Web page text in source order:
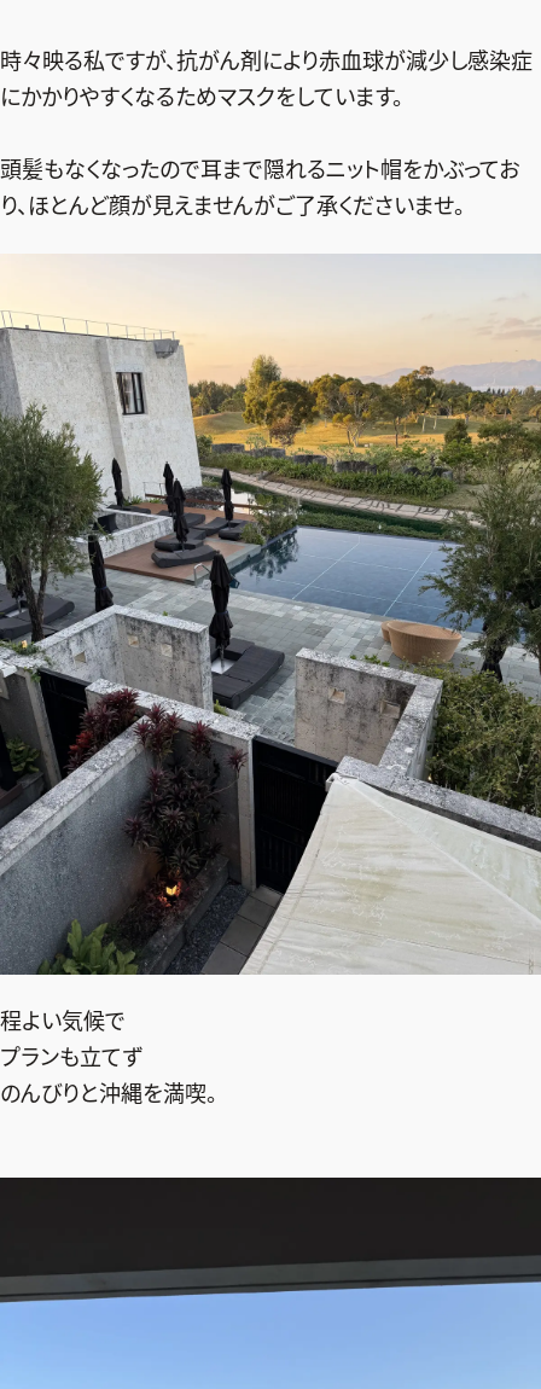
時々映る私ですが、抗がん剤により赤血球が減少し感染症
にかかりやすくなるためマスクをしています。
頭髪もなくなったので耳まで隠れるニット帽をかぶってお
り、ほとんど顔が見えませんがご了承くださいませ。
程よい気候で
プランも立てず
のんびりと沖縄を満喫。